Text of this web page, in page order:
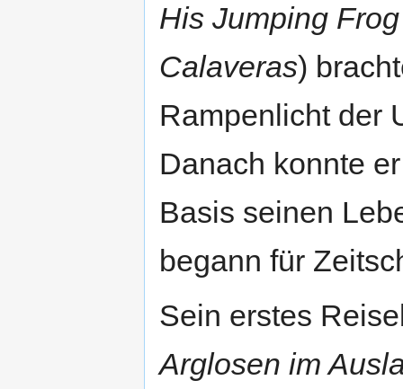
His Jumping Frog
Calaveras)
Rampenlicht der
Danach konnte
Basis seinen
begann für
Sein erstes
Arglosen im